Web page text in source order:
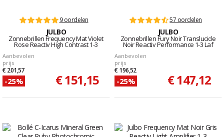
9 oordelen
JULBO
Zonnebrillen Frequency Mat Violet
Rose Reactiv High Contrast 1-3
Aanbevolen
prijs
€ 201,57
-25% € 151,15
57 oordelen
JULBO
Zonnebrillen Fury Noir Translucide
Noir Reactiv Performance 1-3 Laf
Aanbevolen
prijs
€ 196,52
-25% € 147,12